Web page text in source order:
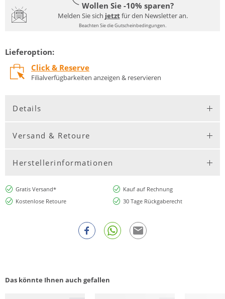
Wollen Sie -10% sparen?
Melden Sie sich jetztfür den Newsletter an.
Beachten Sie die Gutscheinbedingungen.
Lieferoption:
Click & Reserve
Filialverfügbarkeiten anzeigen & reservieren
Details
Versand & Retoure
Herstellerinformationen
Gratis Versand*
Kauf auf Rechnung
Kostenlose Retoure
30 Tage Rückgaberecht
Das könnte Ihnen auch gefallen